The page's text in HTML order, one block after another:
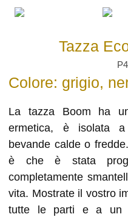
Tazza
Colore: grigio,
La tazza Boom ha
ermetica, è isolata
bevande calde o
è che è stata
completamente
vita. Mostrate il vostro
tutte le parti e a un